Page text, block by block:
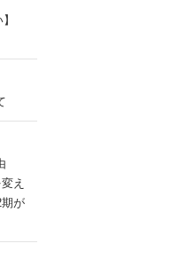
え
が